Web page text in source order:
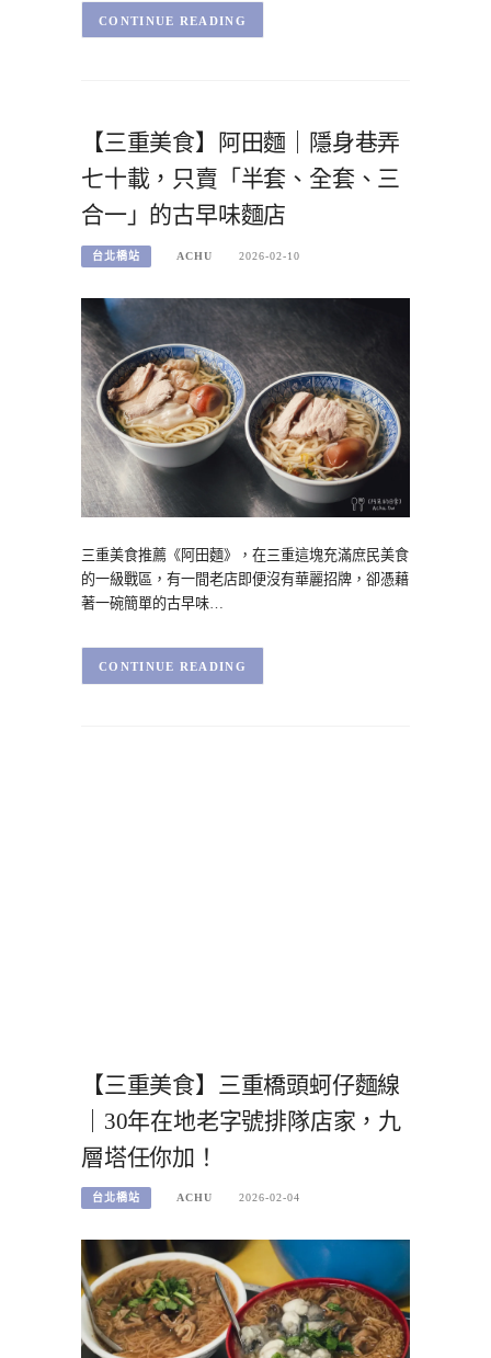
CONTINUE READING
【三重美食】阿田麵｜隱身巷弄
七十載，只賣「半套、全套、三
合一」的古早味麵店
台北橋站 ACHU 2026-02-10
三重美食推薦《阿田麵》，在三重這塊充滿庶民美食
的一級戰區，有一間老店即便沒有華麗招牌，卻憑藉
著一碗簡單的古早味…
CONTINUE READING
【三重美食】三重橋頭蚵仔麵線
｜30年在地老字號排隊店家，九
層塔任你加！
台北橋站 ACHU 2026-02-04